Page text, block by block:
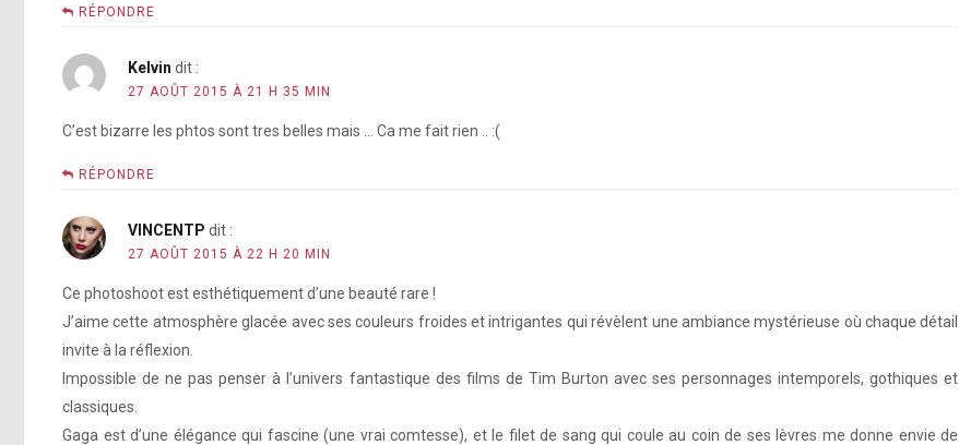
RÉPONDRE
Kelvin dit :
27 AOÛT 2015 À 21 H 35 MIN
C’est bizarre les phtos sont tres belles mais … Ca me fait rien .. :(
RÉPONDRE
VINCENTP dit :
27 AOÛT 2015 À 22 H 20 MIN
Ce photoshoot est esthétiquement d’une beauté rare !
J’aime cette atmosphère glacée avec ses couleurs froides et intrigantes qui révèlent une ambiance mystérieuse où chaque détail
invite à la réflexion.
Impossible de ne pas penser à l’univers fantastique des films de Tim Burton avec ses personnages intemporels, gothiques et
classiques.
Gaga est d’une élégance qui fascine (une vrai comtesse), et le filet de sang qui coule au coin de ses lèvres me donne envie de